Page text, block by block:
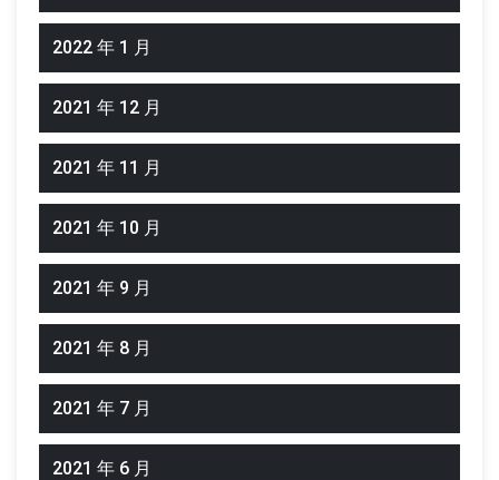
2022 年 1 月
2021 年 12 月
2021 年 11 月
2021 年 10 月
2021 年 9 月
2021 年 8 月
2021 年 7 月
2021 年 6 月